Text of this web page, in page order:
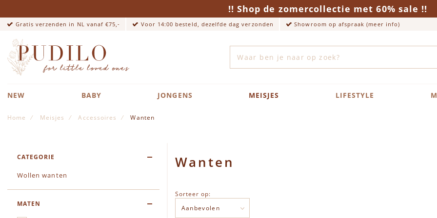
!! Shop de zomercollectie met 60% sale !!
Gratis verzenden in NL vanaf €75,- Voor 14:00 besteld, dezelfde dag verzonden Showroom op afspraak (meer info)
NEW BABY JONGENS MEISJES LIFESTYLE
Home Meisjes Accessoires Wanten
CATEGORIE
Wollen wanten
MATEN
Wanten
Sorteer op: